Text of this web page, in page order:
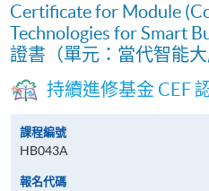
Certificate for Module
Technologies for Smart
證書（單元：當代智能大
持續進修基金 CEF
課程編號
HB043A
報名代碼